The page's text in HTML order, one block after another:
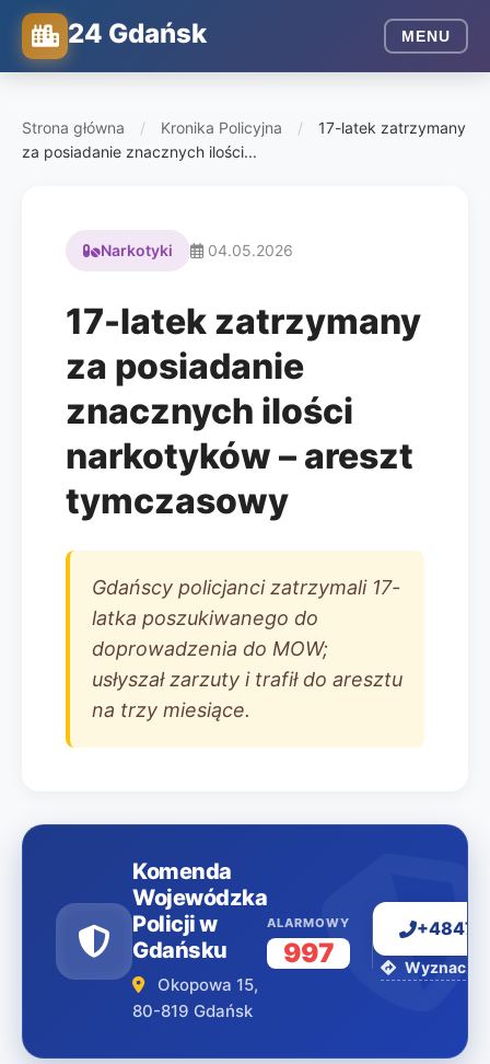
24 Gdańsk MENU
Strona główna / Kronika Policyjna /
17-latek zatrzymany
za posiadanie znacznych ilości...
Narkotyki 04.05.2026
17-latek zatrzymany
za posiadanie
znacznych ilości
narkotyków – areszt
tymczasowy
Gdańscy policjanci zatrzymali 17-
latka poszukiwanego do
doprowadzenia do MOW;
usłyszał zarzuty i trafił do aresztu
na trzy miesiące.
Komenda
Wojewódzka
Policji w
Gdańsku
Okopowa 15,
80-819 Gdańsk
ALARMOWY
997 Wyznacz